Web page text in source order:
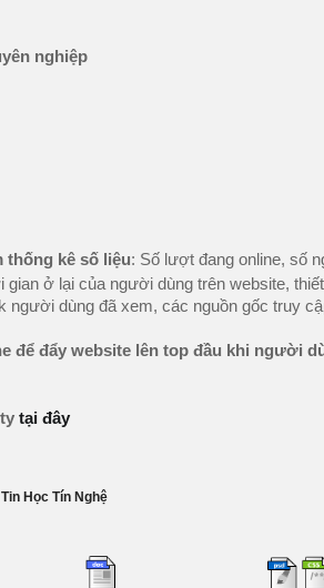
nghiệp
thống kê số liệu: Số lượt đang online, số
ở lại của người dùng trên website,
dùng đã xem, các nguồn gốc truy
để đẩy website lên top đầu khi người
tại đây
Học Tín Nghệ